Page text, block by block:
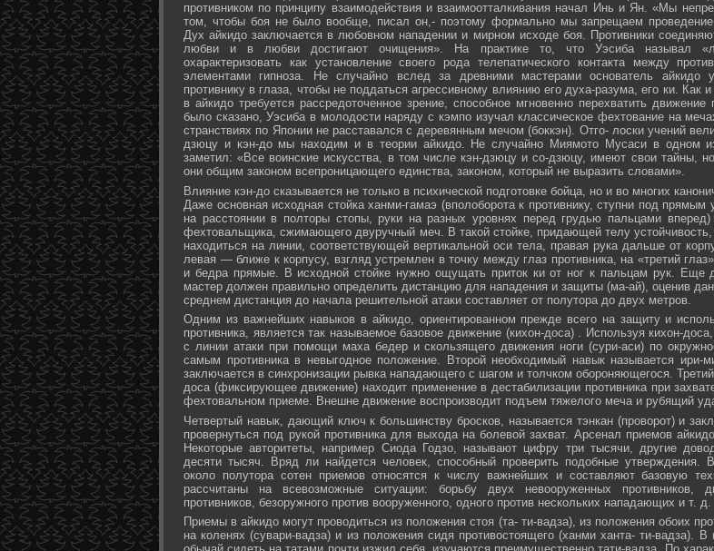
противником по принципу взаимодействия и взаимоотталкивания начал Инь и Ян. «Мы
том, чтобы боя не было вообще, писал он,- поэтому формально мы запрещаем проведение
Дух айкидо заключается в любовном нападении и мирном исходе боя. Противники
любви и в любви достигают очищения». На практике то, что Уэсиба называл
охарактеризовать как установление своего рода телепатического контакта между
элементами гипноза. Не случайно вслед за древними мастерами основатель айкидо
противнику в глаза, чтобы не поддаться агрессивному влиянию его духа-разума, его ки. Как
в айкидо требуется рассредоточенное зрение, способное мгновенно перехватить
было сказано, Уэсиба в молодости наряду с кэмпо изучал классическое фехтование на
странствиях по Японии не расставался с деревянным мечом (боккэн). Отго- лоски учений
дзюцу и кэн-до мы находим и в теории айкидо. Не случайно Миямото Мусаси в одном из
заметил: «Все воинские искусства, в том числе кэн-дзюцу и со-дзюцу, имеют свои тайны,
они общим законом всепроницающего единства, законом, который не выразить словами».
Влияние кэн-до сказывается не только в психической подготовке бойца, но и во многих
Даже основная исходная стойка ханми-гамаэ (вполоборота к противнику, ступни под прямым
на расстоянии в полторы стопы, руки на разных уровнях перед грудью пальцами вперед)
фехтовальщика, сжимающего двуручный меч. В такой стойке, придающей телу
находиться на линии, соответствующей вертикальной оси тела, правая рука дальше от
левая — ближе к корпусу, взгляд устремлен в точку между глаз противника, на «третий
и бедра прямые. В исходной стойке нужно ощущать приток ки от ног к пальцам рук. Еще
мастер должен правильно определить дистанцию для нападения и защиты (ма-ай), оценив
среднем дистанция до начала решительной атаки составляет от полутора до двух метров.
Одним из важнейших навыков в айкидо, ориентированном прежде всего на защиту и
противника, является так называемое базовое движение (кихон-доса) . Используя кихон-
с линии атаки при помощи маха бедер и скользящего движения ноги (сури-аси) по
самым противника в невыгодное положение. Второй необходимый навык называется ири-
заключается в синхронизации рывка нападающего с шагом и толчком обороняющегося.
доса (фиксирующее движение) находит применение в дестабилизации противника при
фехтовальном приеме. Внешне движение воспроизводит подъем тяжелого меча и рубящий
Четвертый навык, дающий ключ к большинству бросков, называется тэнкан (проворот) и
провернуться под рукой противника для выхода на болевой захват. Арсенал приемов
Некоторые авторитеты, например Сиода Годзо, называют цифру три тысячи, другие
десяти тысяч. Вряд ли найдется человек, способный проверить подобные утверждения.
около полутора сотен приемов относятся к числу важнейших и составляют базовую
рассчитаны на всевозможные ситуации: борьбу двух невооруженных противников,
противников, безоружного против вооруженного, одного против нескольких нападающих и т. д.
Приемы в айкидо могут проводиться из положения стоя (та- ти-вадза), из положения обоих
на коленях (сувари-вадза) и из положения сидя противостоящего (ханми ханта- ти-вадза).